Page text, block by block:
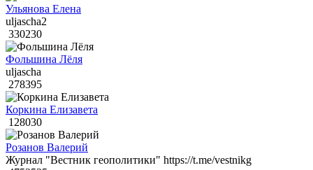
Ульянова Елена
uljascha2
330230
Фольшина Лёля
uljascha
278395
Коркина Елизавета
128030
Розанов Валерий
Журнал "Вестник геополитики" https://t.me/vestnikg